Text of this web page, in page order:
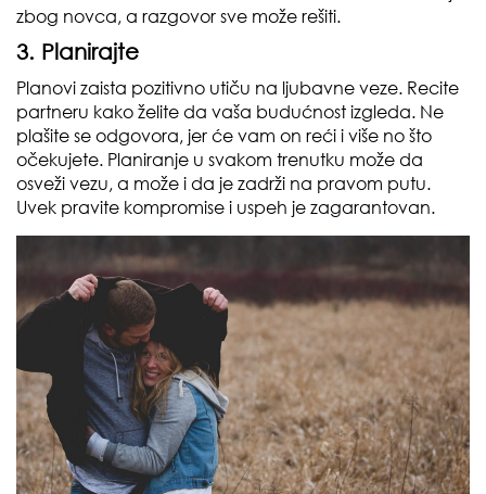
zbog novca, a razgovor sve može rešiti.
3. Planirajte
Planovi zaista pozitivno utiču na ljubavne veze. Recite
partneru kako želite da vaša budućnost izgleda. Ne
plašite se odgovora, jer će vam on reći i više no što
očekujete. Planiranje u svakom trenutku može da
osveži vezu, a može i da je zadrži na pravom putu.
Uvek pravite kompromise i uspeh je zagarantovan.